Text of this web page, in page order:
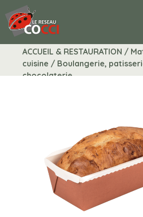
ACCUEIL & RESTAURATION /
cuisine / Boulangerie,
chocolaterie